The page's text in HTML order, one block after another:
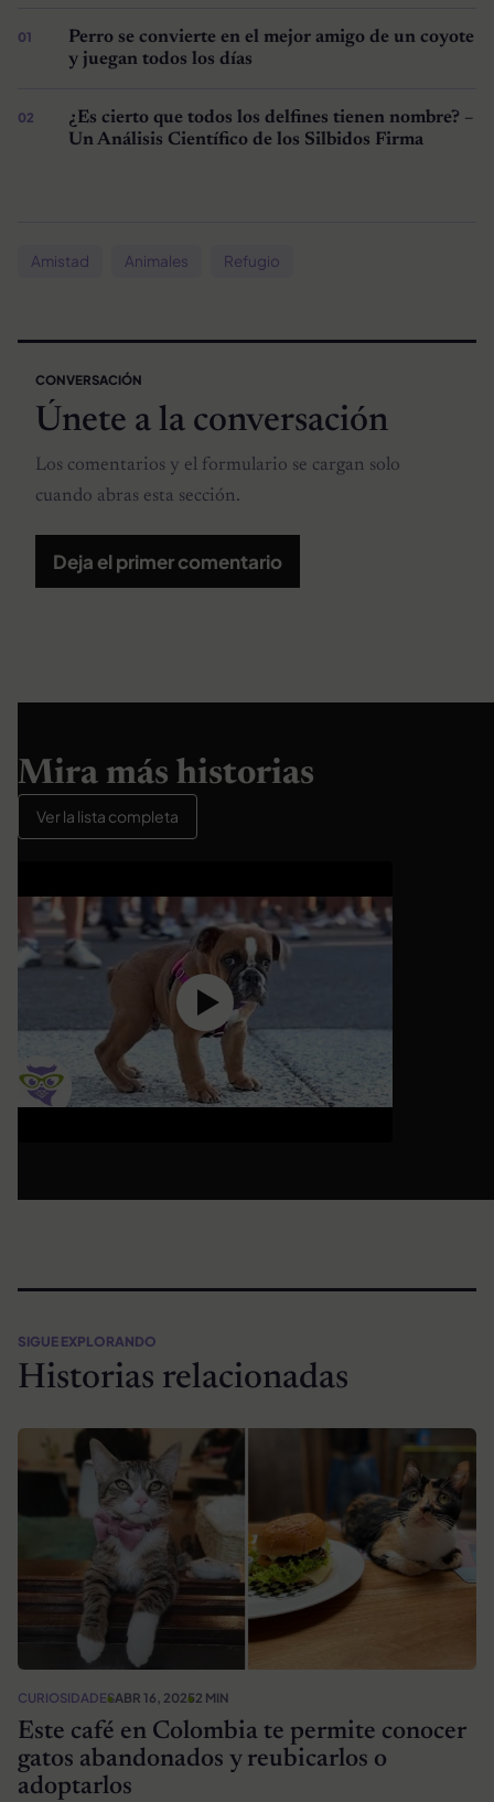
Perro se convierte en el mejor amigo de un coyote
y juegan todos los días
¿Es cierto que todos los delfines tienen nombre? –
Un Análisis Científico de los Silbidos Firma
Amistad Animales Refugio
CONVERSACIÓN
Únete a la conversación
Los comentarios y el formulario se cargan solo
cuando abras esta sección.
Deja el primer comentario
Mira más historias
Ver la lista completa
SIGUE EXPLORANDO
Historias relacionadas
CURIOSIDADESABR 16, 20252 MIN
Este café en Colombia te permite conocer
gatos abandonados y reubicarlos o
adoptarlos